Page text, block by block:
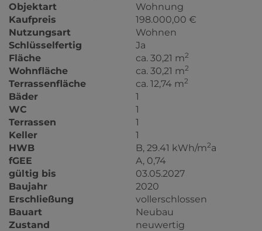
Objektart
Wohnung
Kaufpreis
198.000,00 €
Nutzungsart
Wohnen
Schlüsselfertig
Ja
Fläche
ca. 30,21 m2
Wohnfläche ca. 30,21 m2
Terrassenfläche ca. 12,74 m2
Bäder
1
WC
1
Terrassen
1
Keller
1
HWB
B, 29.41 kWh/m2a
fGEE
A, 0,74
gültig bis
03.05.2027
Baujahr
2020
Erschließung
vollerschlossen
Bauart
Neubau
Zustand
neuwertig